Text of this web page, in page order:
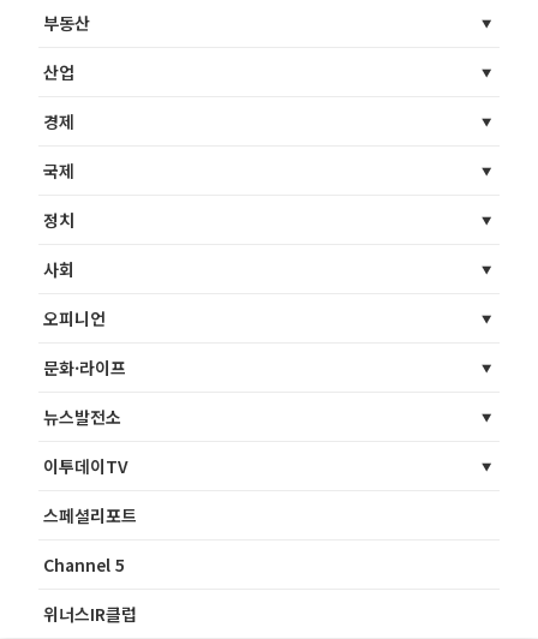
부동산
산업
경제
국제
정치
사회
오피니언
문화·라이프
뉴스발전소
이투데이TV
스페셜리포트
Channel 5
위너스IR클럽